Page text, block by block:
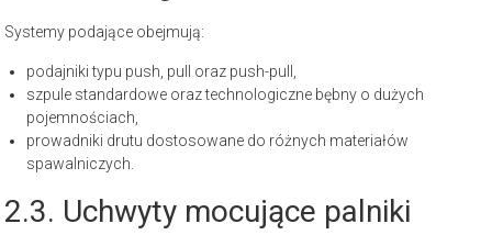
Systemy podające obejmują:
podajniki typu push, pull oraz push-pull,
szpule standardowe oraz technologiczne bębny o dużych
pojemnościach,
prowadniki drutu dostosowane do różnych materiałów
spawalniczych.
2.3. Uchwyty mocujące palniki